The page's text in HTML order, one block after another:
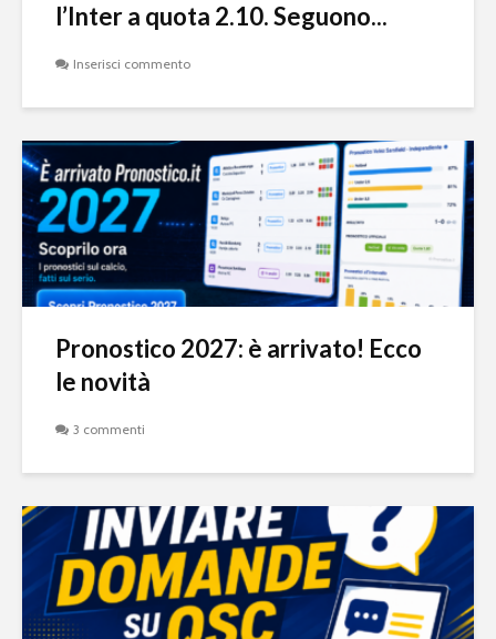
l’Inter a quota 2.10. Seguono...
Inserisci commento
Pronostico 2027: è arrivato! Ecco
le novità
3 commenti